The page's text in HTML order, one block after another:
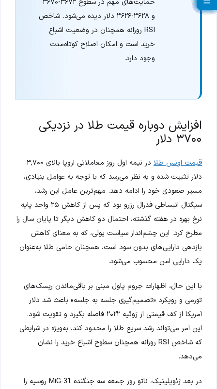
و ۳۶۲۸-۳۶۲۶ دلار دیده می‌شود. شاخص
RSI روزانه همچنان در وضعیت اشباع
خرید است و امکان اصلاح کوتاه‌مدت
وجود دارد.
افزایش دوباره قیمت طلا در نزدیکی
۳۷۰۰ دلار
قیمت اونس طلا
در نیمه اول روز معاملاتی اروپا بالای ۳,۷۰۰
دلار تثبیت شده و به نظر می‌رسد که با توجه به عوامل بنیادی،
مسیر صعودی خود را ادامه دهد. مهم‌ترین عامل این رشد،
سیگنال انبساطی فدرال رزرو بود که پس از کاهش ۲۵ واحد پایه
نرخ بهره در هفته گذشته، احتمال دو کاهش دیگر تا پایان سال را
مطرح کرد. این چشم‌انداز سیاست پولی، که به معنای کاهش
بازدهی دارایی‌های بدون سود است، همچنان حامی طلا به‌عنوان
یک دارایی امن محسوب می‌شود.
با این حال، اظهارات جروم پاول مبنی بر باقی‌ماندن ریسک‌های
تورمی و رویکرد «تصمیم‌گیری جلسه به جلسه» باعث شد دلار
آمریکا از کف قیمتی از ژوئیه ۲۰۲۲ فاصله بگیرد و تقویت شود.
این امر می‌تواند رشد سریع طلا را محدود کند، به‌ویژه در شرایطی
که شاخص RSI روزانه همچنان سطوح اشباع خرید را نشان
می‌دهد.
در بعد ژئوپلیتیک، ناتو روز جمعه سه جنگنده MiG-31 روسیه را